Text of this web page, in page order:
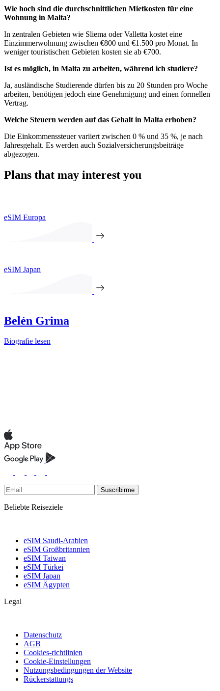
Wie hoch sind die durchschnittlichen Mietkosten für eine
Wohnung in Malta?
In zentralen Gebieten wie Sliema oder Valletta kostet eine
Einzimmerwohnung zwischen €800 und €1.500 pro Monat. In
weniger touristischen Gebieten kosten sie ab €700.
Ist es möglich, in Malta zu arbeiten, während ich studiere?
Ja, ausländische Studierende dürfen bis zu 20 Stunden pro Woche
arbeiten, benötigen jedoch eine Genehmigung und einen formellen
Vertrag.
Welche Steuern werden auf das Gehalt in Malta erhoben?
Die Einkommenssteuer variiert zwischen 0 % und 35 %, je nach
Jahresgehalt. Es werden auch Sozialversicherungsbeiträge
abgezogen.
Plans that may interest you
eSIM Europa
eSIM Japan
Belén Grima
Biografie lesen
Suscribirme
Beliebte Reiseziele
eSIM Saudi-Arabien
eSIM Großbritannien
eSIM Taiwan
eSIM Türkei
eSIM Japan
eSIM Ägypten
Legal
Datenschutz
AGB
Cookies-richtlinien
Cookie-Einstellungen
Nutzungsbedingungen der Website
Rückerstattungs